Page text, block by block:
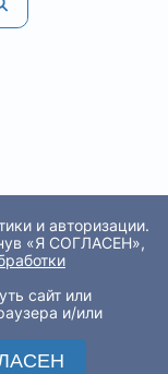
и авторизации.
«Я СОГЛАСЕН»,
сайт или
и/или